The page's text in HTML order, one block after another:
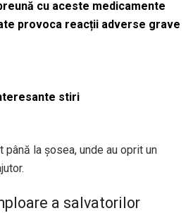
cu aceste medicamente
provoca reacții adverse grave
stiri
la șosea, unde au oprit un
a salvatorilor